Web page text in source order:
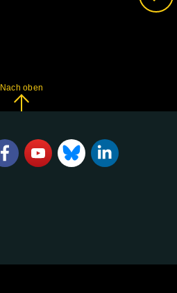
Nach oben